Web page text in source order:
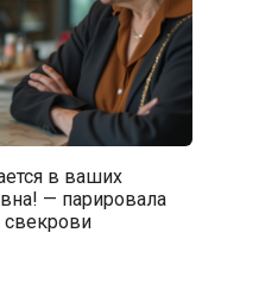
в ваших
— парировала
свекрови